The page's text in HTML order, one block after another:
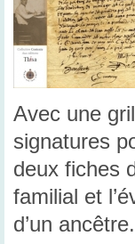
Avec une
signatures
deux fiches
familial et
d’un ancêtre.